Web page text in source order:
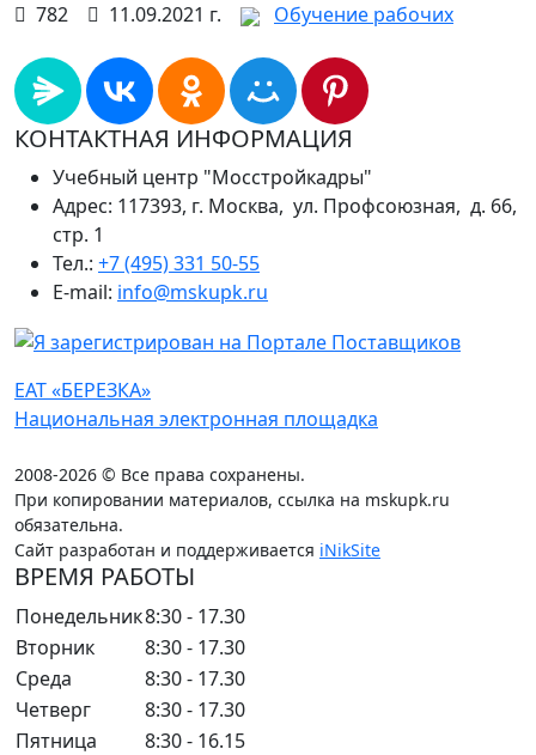
782 11.09.2021 г. Обучение рабочих
КОНТАКТНАЯ ИНФОРМАЦИЯ
Учебный центр "Мосстройкадры"
Адрес: 117393, г. Москва, ул. Профсоюзная, д. 66,
стр. 1
Тел.: +7 (495) 331 50-55
E-mail: info@mskupk.ru
ЕАТ «БЕРЕЗКА»
Национальная электронная площадка
2008-2026 © Все права сохранены.
При копировании материалов, ссылка на mskupk.ru
обязательна.
Сайт разработан и поддерживается iNikSite
ВРЕМЯ РАБОТЫ
Понедельник8:30 - 17.30
Вторник
8:30 - 17.30
Среда
8:30 - 17.30
Четверг
8:30 - 17.30
Пятница
8:30 - 16.15